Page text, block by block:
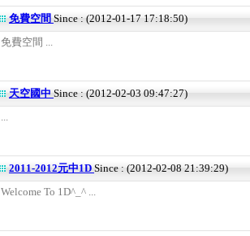
免費空間 Since : (2012-01-17 17:18:50)
免費空間 ...
天空國中 Since : (2012-02-03 09:47:27)
...
2011-2012元中1D Since : (2012-02-08 21:39:29)
Welcome To 1D^_^ ...